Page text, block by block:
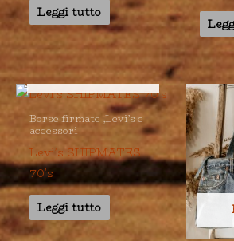
Leggi tutto
ESAURITO
Borse firmate ,Levi’s e
accessori
Levi’s SHIPMATES
70’s
Leggi tutto